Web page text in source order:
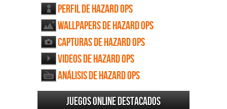
Perfil de Hazard Ops
Wallpapers de Hazard Ops
Capturas de Hazard Ops
Videos de Hazard Ops
Análisis de Hazard Ops
Juegos online destacados